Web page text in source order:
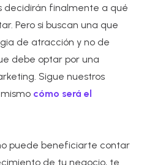
decidirán finalmente a qué
Pero si buscan una que
de atracción y no de
debe optar por una
Sigue nuestros
cómo será el
puede beneficiarte contar
de tu negocio, te